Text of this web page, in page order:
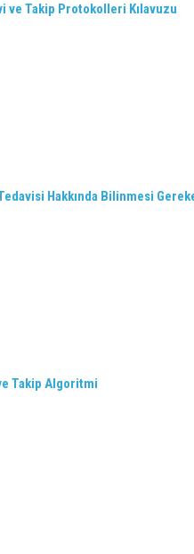
ve Takip Protokolleri Kılavuzu
Hakkında Bilinmesi
Takip Algoritmi